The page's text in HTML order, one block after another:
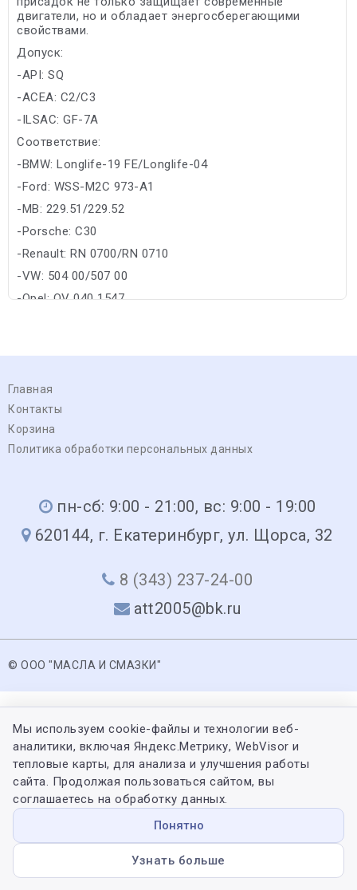
двигатели, но и обладает энергосберегающими
свойствами.
Допуск:
-API: SQ
-ACEA: C2/C3
-ILSAC: GF-7A
Соответствие:
-BMW: Longlife-19 FE/Longlife-04
-Ford: WSS-M2C 973-A1
-MB: 229.51/229.52
-Porsche: C30
-Renault: RN 0700/RN 0710
-VW: 504 00/507 00
-Opel: OV 040 1547
Главная
Контакты
Корзина
Политика обработки персональных данных
пн-сб: 9:00 - 21:00, вс: 9:00 - 19:00
620144, г. Екатеринбург, ул. Щорса, 32
8 (343) 237-24-00
att2005@bk.ru
© ООО "МАСЛА И СМАЗКИ"
Мы используем cookie-файлы и технологии веб-
аналитики, включая Яндекс.Метрику, WebVisor и
тепловые карты, для анализа и улучшения работы
сайта. Продолжая пользоваться сайтом, вы
соглашаетесь на обработку данных.
Понятно
Узнать больше